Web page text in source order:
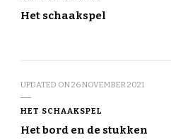
Het schaakspel
UPDATED ON26 NOVEMBER 2021
HET SCHAAKSPEL
Het bord en de stukken